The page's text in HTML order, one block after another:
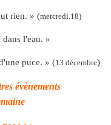
rien. » (mercredi.18)
dans l'eau. »
puce. » (13 décembre)
évènements